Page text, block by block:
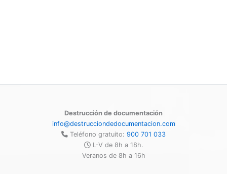
Destrucción de documentación
info@destrucciondedocumentacion.com
Teléfono gratuito: 900 701 033
L-V de 8h a 18h.
Veranos de 8h a 16h